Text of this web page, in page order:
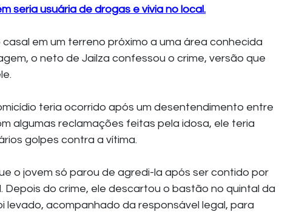
seria usuária de drogas e vivia no local.
casal em um terreno próximo a uma área conhecida
o neto de Jailza confessou o crime, versão que
teria ocorrido após um desentendimento entre
algumas reclamações feitas pela idosa, ele teria
golpes contra a vítima.
o jovem só parou de agredi-la após ser contido por
do crime, ele descartou o bastão no quintal da
levado, acompanhado da responsável legal, para